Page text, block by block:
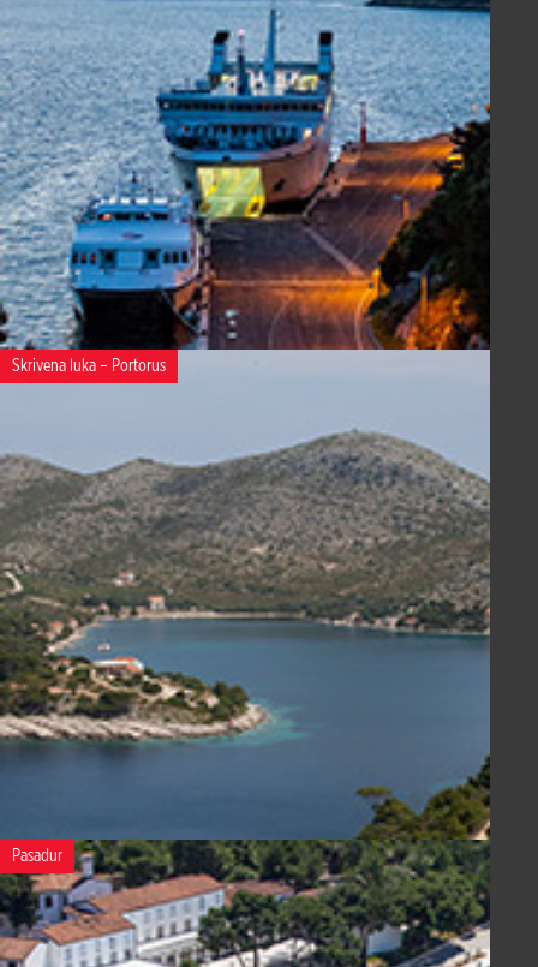
Skrivena luka – Portorus
Pasadur